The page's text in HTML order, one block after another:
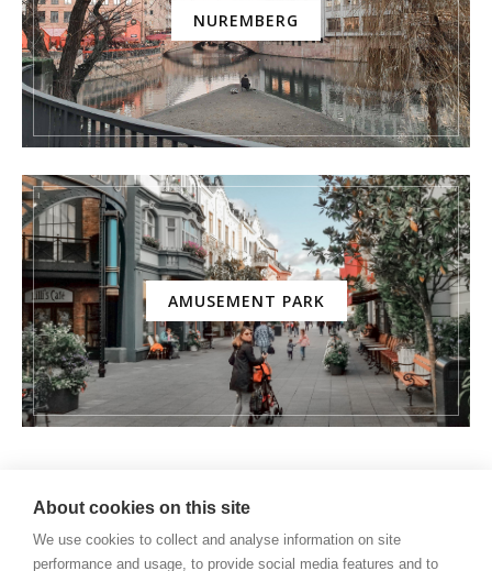
NUREMBERG
AMUSEMENT PARK
About cookies on this site
We use cookies to collect and analyse information on site
performance and usage, to provide social media features and to